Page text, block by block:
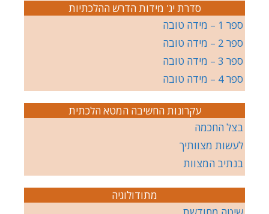
סדרת יג' מידות הדרש ההלכתיות
ספר 1 – מידה טובה
ספר 2 – מידה טובה
ספר 3 – מידה טובה
ספר 4 – מידה טובה
עקרונות החשיבה המטא הלכתית
בצל החכמה
לעשות מצוותיך
בנתיב המצוות
מתודולוגיה